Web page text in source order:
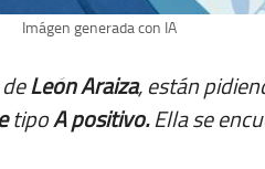
Imágen generada con IA
LeónAraiza, están
tipoA positivo.Ella se